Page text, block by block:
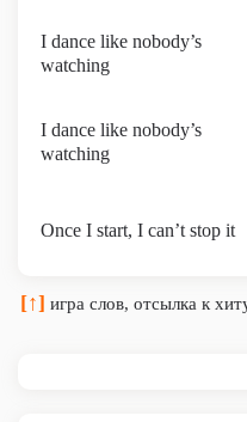
I dance like nobody’s
watching
I dance like nobody’s
watching
Once I start, I can’t stop it
[↑] игра слов, отсылка к